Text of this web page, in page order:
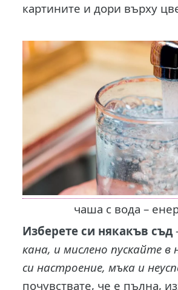
картините и дори върху
чаша с вода –
Изберете си някакъв съд
кана, и мислено пускайте
си настроение, мъка и
почувствате, че е пълна,